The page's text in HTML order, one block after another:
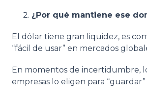
¿Por qué mantiene ese
El dólar tiene gran liquidez, es
“fácil de usar” en mercados
En momentos de incertidumbre,
empresas lo eligen para